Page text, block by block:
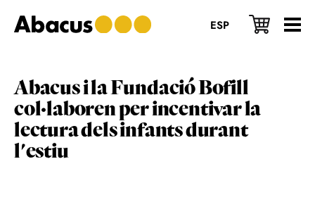
to
main
to
primary
to
footer
ESP
Abacus i la Fundació Bofill
col·laboren per incentivar la
lectura dels infants durant
l'estiu